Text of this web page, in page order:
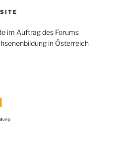
im Auftrag des Forums
in Österreich